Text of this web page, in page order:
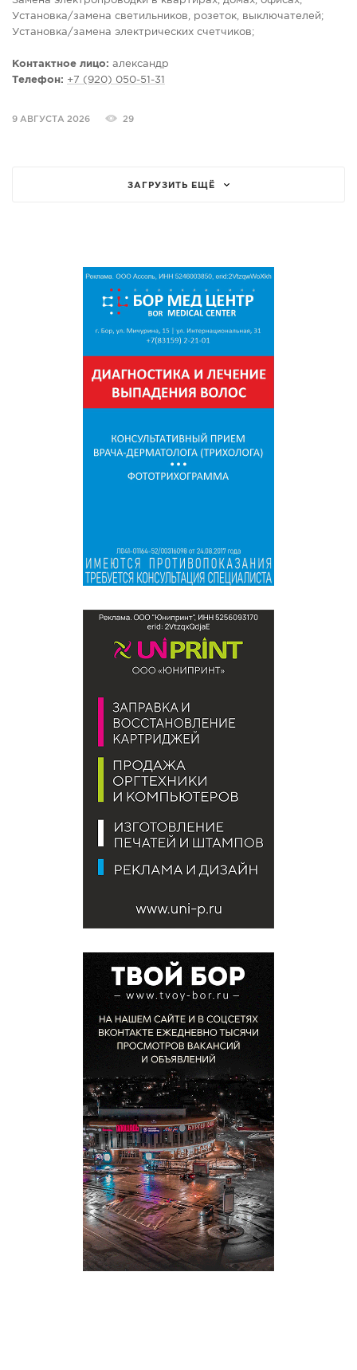
Установка/замена светильников, розеток, выключателей;
Установка/замена электрических счетчиков;
Гарантия.
Контактное лицо: александр
Телефон: +7 (920) 050-51-31
9 АВГУСТА 2026 29
ЗАГРУЗИТЬ ЕЩЁ